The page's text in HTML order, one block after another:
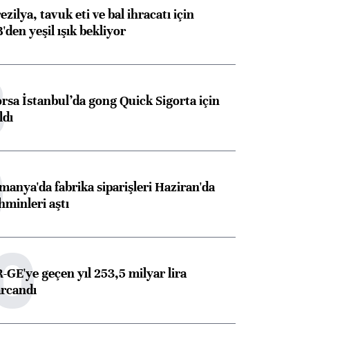
tavuk eti ve bal ihracatı için
yeşil ışık bekliyor
İstanbul’da gong Quick Sigorta için
fabrika siparişleri Haziran'da
aştı
GE'ye geçen yıl 253,5 milyar lira